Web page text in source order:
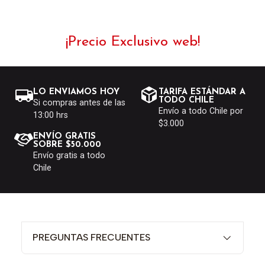
¡Precio Exclusivo web!
LO ENVIAMOS HOY
Si compras antes de las
13:00 hrs
TARIFA ESTÁNDAR A
TODO CHILE
Envío a todo Chile por
$3.000
ENVÍO GRATIS
SOBRE $50.000
Envío gratis a todo
Chile
PREGUNTAS FRECUENTES